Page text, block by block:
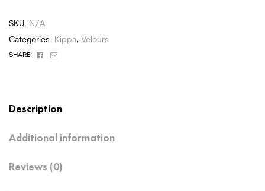
SKU: N/A
Categories: Kippa, Velours
SHARE: Facebook
Email
Description
Additional information
Reviews (0)